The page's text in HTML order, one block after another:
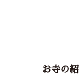
お寺の